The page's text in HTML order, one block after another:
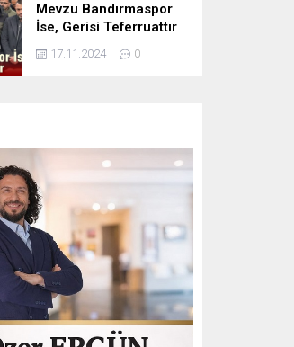
Mevzu Bandırmaspor
İse, Gerisi Teferruattır
17.11.2024 0